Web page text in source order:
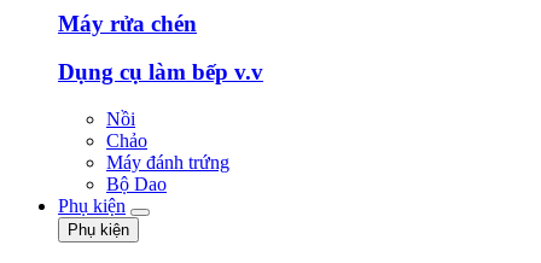
Máy rửa chén
Dụng cụ làm bếp v.v
Nồi
Chảo
Máy đánh trứng
Bộ Dao
Phụ kiện
Phụ kiện